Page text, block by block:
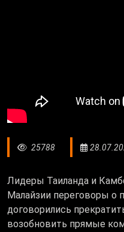
25788
Лидеры Таиланда и
Малайзии переговоры о
договорились
возобновить прямые